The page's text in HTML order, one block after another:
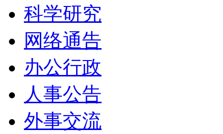
科学研究
网络通告
办公行政
人事公告
外事交流